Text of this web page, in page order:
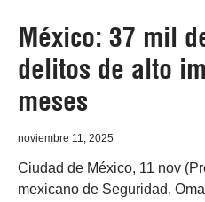
México: 37 mil
delitos de alto
meses
noviembre 11, 2025
Ciudad de México, 11 nov
mexicano de Seguridad,